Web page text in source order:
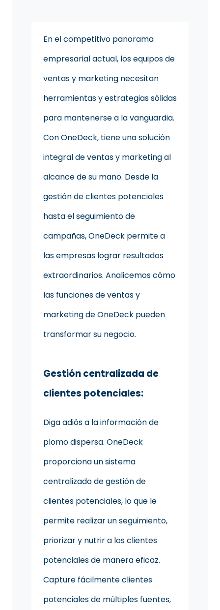
En el competitivo panorama
empresarial actual, los equipos de
ventas y marketing necesitan
herramientas y estrategias sólidas
para mantenerse a la vanguardia.
Con OneDeck, tiene una solución
integral de ventas y marketing al
alcance de su mano. Desde la
gestión de clientes potenciales
hasta el seguimiento de
campañas, OneDeck permite a
las empresas lograr resultados
extraordinarios. Analicemos cómo
las funciones de ventas y
marketing de OneDeck pueden
transformar su negocio.
Gestión centralizada de
clientes potenciales:
Diga adiós a la información de
plomo dispersa. OneDeck
proporciona un sistema
centralizado de gestión de
clientes potenciales, lo que le
permite realizar un seguimiento,
priorizar y nutrir a los clientes
potenciales de manera eficaz.
Capture fácilmente clientes
potenciales de múltiples fuentes,